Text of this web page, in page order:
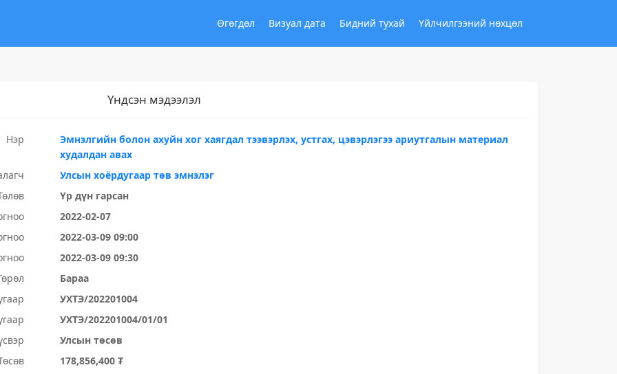
Өгөгдөл Визуал дата Бидний тухай Үйлчилгээний нөхцөл
Үндсэн мэдээлэл
Нэр
Эмнэлгийн болон ахуйн хог хаягдал тээвэрлэх, устгах, цэвэрлэгээ ариутгалын материал
худалдан авах
Улсын хоёрдугаар төв эмнэлэг
Үр дүн гарсан
2022-02-07
2022-03-09 09:00
2022-03-09 09:30
Бараа
УХТЭ/202201004
УХТЭ/202201004/01/01
Улсын төсөв
178,856,400 ₮